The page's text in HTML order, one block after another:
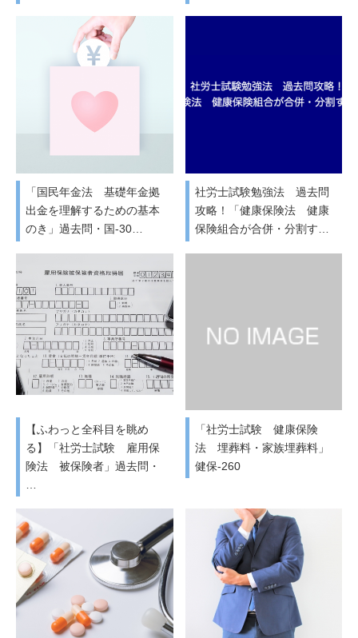
「国民年金法 基礎年金拠
出金を理解するための基本
のき」過去問・国-30…
社労士試験勉強法 過去問
攻略！「健康保険法 健康
保険組合が合併・分割す…
【ふわっと全科目を眺め
る】「社労士試験 雇用保
険法 被保険者」過去問・
「社労士試験 健康保険
法 埋葬料・家族埋葬料」
健保-260